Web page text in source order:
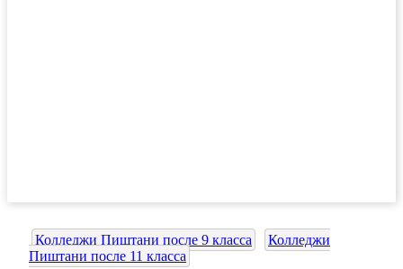
Колледжи Пиштани после 9 класса
Колледжи
Пиштани после 11 класса